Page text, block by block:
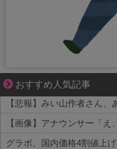
おすすめ人気記事
妻が嫌すぎて壊れていった
【悲報】みい山作者さん